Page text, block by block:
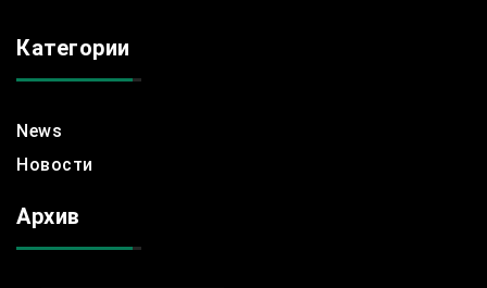
Категории
News
Новости
Архив